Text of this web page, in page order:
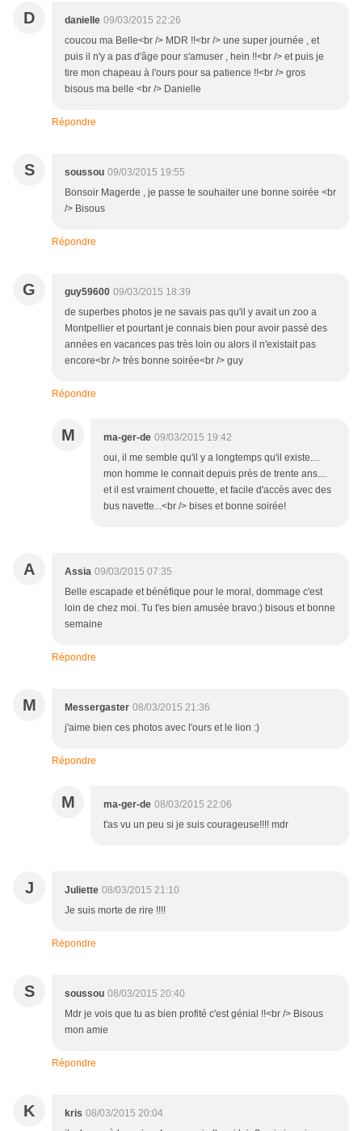
D danielle 09/03/2015 22:26
coucou ma Belle<br /> MDR !!<br /> une super journée , et
puis il n'y a pas d'âge pour s'amuser , hein !!<br /> et puis je
tire mon chapeau à l'ours pour sa patience !!<br /> gros
bisous ma belle <br /> Danielle
Répondre
S soussou 09/03/2015 19:55
Bonsoir Magerde , je passe te souhaiter une bonne soirée <br
/> Bisous
Répondre
G guy59600 09/03/2015 18:39
de superbes photos je ne savais pas qu'il y avait un zoo a
Montpellier et pourtant je connais bien pour avoir passé des
années en vacances pas très loin ou alors il n'existait pas
encore<br /> très bonne soirée<br /> guy
Répondre
M ma-ger-de 09/03/2015 19:42
oui, il me semble qu'il y a longtemps qu'il existe....
mon homme le connait depuis près de trente ans....
et il est vraiment chouette, et facile d'accès avec des
bus navette...<br /> bises et bonne soirée!
A Assia 09/03/2015 07:35
Belle escapade et bénéfique pour le moral, dommage c'est
loin de chez moi. Tu t'es bien amusée bravo:) bisous et bonne
semaine
Répondre
M Messergaster 08/03/2015 21:36
j'aime bien ces photos avec l'ours et le lion :)
Répondre
M ma-ger-de 08/03/2015 22:06
t'as vu un peu si je suis courageuse!!!! mdr
J Juliette 08/03/2015 21:10
Je suis morte de rire !!!!
Répondre
S soussou 08/03/2015 20:40
Mdr je vois que tu as bien profité c'est génial !!<br /> Bisous
mon amie
Répondre
K kris 08/03/2015 20:04